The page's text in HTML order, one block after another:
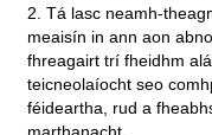
2. Tá lasc neamh-
meaisín in ann aon
fhreagairt trí fheidhm
teicneolaíocht seo
féideartha, rud a
marthanacht.